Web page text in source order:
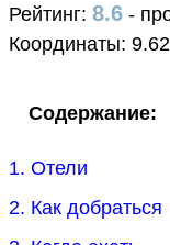
Рейтинг: 8.6 -
Координаты:
Содержание:
1. Отели
2. Как добраться